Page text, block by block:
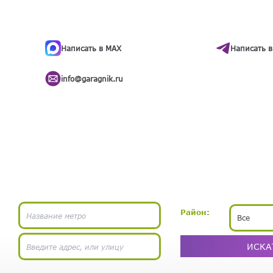
Написать в MAX Написать
info@garagnik.ru
Район:
Все